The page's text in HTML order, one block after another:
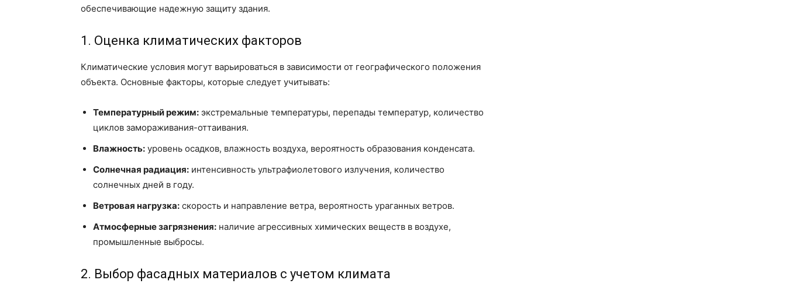
обеспечивающие надежную защиту здания.
1. Оценка климатических факторов
Климатические условия могут варьироваться в зависимости от географического положения
объекта. Основные факторы, которые следует учитывать:
Температурный режим: экстремальные температуры, перепады температур, количество
циклов замораживания-оттаивания.
Влажность: уровень осадков, влажность воздуха, вероятность образования конденсата.
Солнечная радиация: интенсивность ультрафиолетового излучения, количество
солнечных дней в году.
Ветровая нагрузка: скорость и направление ветра, вероятность ураганных ветров.
Атмосферные загрязнения: наличие агрессивных химических веществ в воздухе,
промышленные выбросы.
2. Выбор фасадных материалов с учетом климата